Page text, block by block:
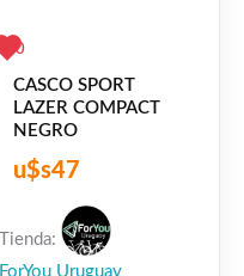
0
CASCO SPORT
LAZER COMPACT
NEGRO
u$s47
Tienda:
ForYou Uruguay